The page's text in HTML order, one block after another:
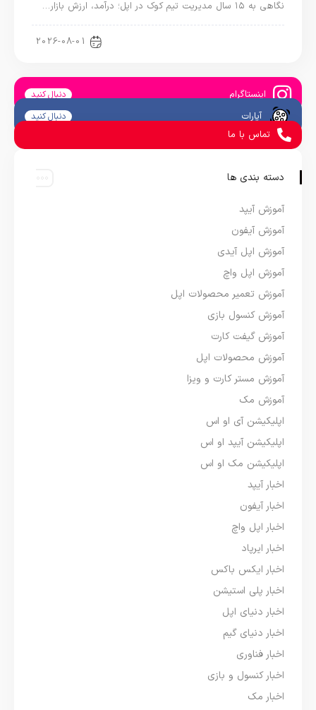
نگاهی به ۱۵ سال مدیریت تیم کوک در اپل؛ درآمد، ارزش بازار…
2026-08-01
اینستاگرام دنبال کنید
آپارات دنبال کنید
تماس با ما
دسته بندی ها
آموزش آیپد
آموزش آیفون
آموزش اپل آیدی
آموزش اپل واچ
آموزش تعمیر محصولات اپل
آموزش کنسول بازی
آموزش گیفت کارت
آموزش محصولات اپل
آموزش مستر کارت و ویزا
آموزش مک
اپلیکیشن آی او اس
اپلیکیشن آیپد او اس
اپلیکیشن مک او اس
اخبار آیپد
اخبار آیفون
اخبار اپل واچ
اخبار ایرپاد
اخبار ایکس باکس
اخبار پلی استیشن
اخبار دنیای اپل
اخبار دنیای گیم
اخبار فناوری
اخبار کنسول و بازی
اخبار مک